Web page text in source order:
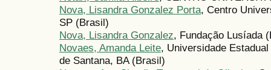
Nova, Lisandra Gonzalez Porta, Centro
SP (Brasil)
Nova, Lisandra Gonzalez, Fundação Lusíada
Novaes, Amanda Leite, Universidade
de Santana, BA (Brasil)